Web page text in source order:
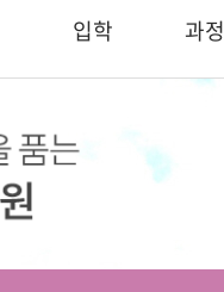
교육대학원
입학 과정